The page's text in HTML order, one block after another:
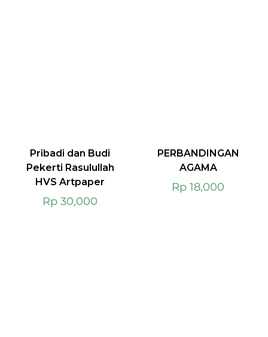
Pribadi dan Budi
Pekerti Rasulullah
HVS Artpaper
Rp 30,000
PERBANDINGAN
AGAMA
Rp 18,000